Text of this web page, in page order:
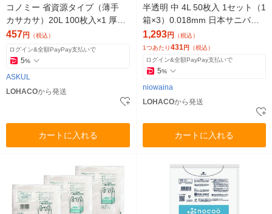
コノミー 省資源タイプ（薄手
カサカサ）20L 100枚入×1 厚さ
457円 （税込）
ログイン&全額PayPay支払いで
5%
ASKUL
LOHACOから発送
カートに入れる
半透明 中 4L 50枚入 1セット（1
箱×3）0.018mm 日本サニパッ
ク
1,293円 （税込）
1つあたり431 円 （税込）
ログイン&全額PayPay支払いで
5%
niowaina
LOHACOから発送
カートに入れる